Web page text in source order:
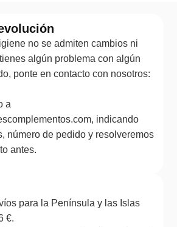
no se admiten cambios ni
algún problema con algún
ponte en contacto con nosotros:
a
indicando
número de pedido y resolveremos
antes.
para la Península y las Islas
€.